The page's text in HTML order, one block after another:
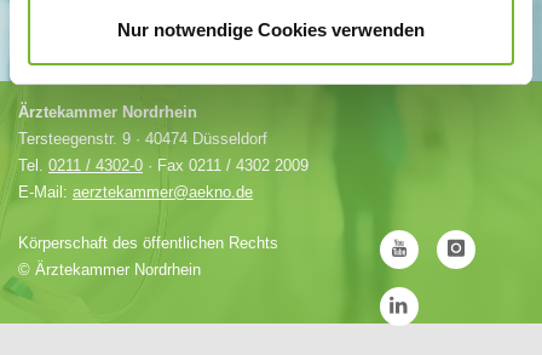
Nur notwendige Cookies verwenden
Ärztekammer Nordrhein
Tersteegenstr. 9 · 40474 Düsseldorf
Tel. 0211 / 4302-0 · Fax 0211 / 4302 2009
E-Mail: aerztekammer@aekno.de
Körperschaft des öffentlichen Rechts
© Ärztekammer Nordrhein